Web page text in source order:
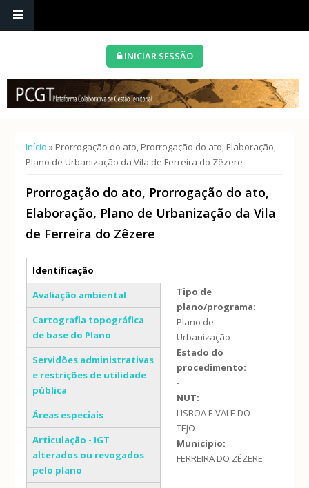
INICIAR SESSÃO
Está aqui
Início » Prorrogação do ato, Prorrogação do ato, Elaboração,
Plano de Urbanização da Vila de Ferreira do Zêzere
Prorrogação do ato, Prorrogação do ato,
Elaboração, Plano de Urbanização da Vila
de Ferreira do Zêzere
Separadores verticais
Identificação
(separador ativo)
Avaliação ambiental
Cartografia topográfica
de base do Plano
Servidões administrativas
e restrições de utilidade
pública
Áreas especiais
Articulação - IGT
alterados ou revogados
pelo plano
Tipo de
plano/programa:
Plano de
Urbanização
Estado do
procedimento:
-
NUT:
LISBOA E VALE DO
TEJO
Município:
FERREIRA DO ZÊZERE